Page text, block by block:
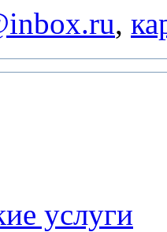
,
услуги